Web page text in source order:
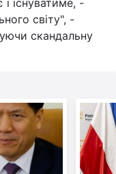
і існуватиме, -
світу", -
скандальну